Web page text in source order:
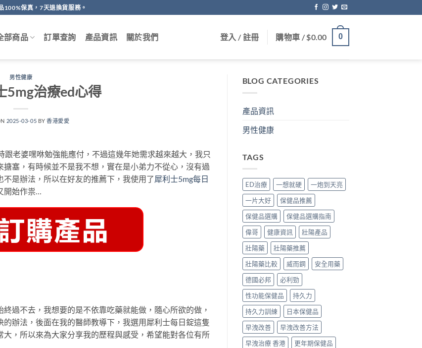
100%保真，7天退換貨服務。
部商品 訂單查詢 產品資訊 關於我們 登入 / 註冊 購物車 /$0.00 0
男性健康
5mg治療ed心得
2025-03-05 BY香港愛愛
老婆嘿咻勉強能應付，不過這幾年她需求越來越大，我只
塞，有時候並不是我不想，實在是小弟力不從心，沒有過
是辦法，所以在好友的推薦下，我使用了犀利士5mg每日
始作祟…
過不去，我想要的是不依靠吃藥就能做，隨心所欲的做，
辦法，後面在我的醫師教導下，我選用犀利士每日錠這隻
，所以來為大家分享我的歷程與感受，希望能對各位有所
BLOG CATEGORIES
產品資訊
男性健康
TAGS
ED治療 一想就硬
一炮到天亮
一片大好
保健品推薦
保健品選購
保健品選購指南
偉哥
健康資訊
壯陽產品
壯陽藥
壯陽藥推薦
壯陽藥比較
威而鋼
安全用藥
德國必邦
必利勁
性功能保健品
持久力
持久力訓練
日本保健品
早洩改善
早洩改善方法
早洩治療 香港
更年期保健品